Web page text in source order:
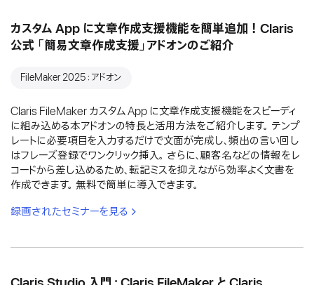
カスタム App に文章作成支援機能を簡単追加！Claris
公式 「簡易文章作成支援」アドオンのご紹介
FileMaker 2025：アドオン
Claris FileMaker カスタム App に文章作成支援機能をスピーディ
に組み込める本アドオンの特長と活用方法をご紹介します。 テンプ
レートに必要項目を入力するだけで文面が完成し、頻出の言い回し
はフレーズ登録でワンクリック挿入。 さらに、顧客名などの情報をレ
コードから差し込めるため、転記ミスを抑えながら効率よく文書を
作成できます。 無料で簡単に導入できます。
録画されたセミナーを見る